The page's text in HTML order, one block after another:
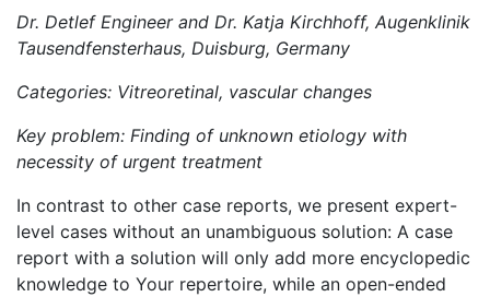
Dr. Detlef Engineer and Dr. Katja Kirchhoff, Augenklinik
Tausendfensterhaus, Duisburg, Germany
Categories: Vitreoretinal, vascular changes
Key problem: Finding of unknown etiology with
necessity of urgent treatment
In contrast to other case reports, we present expert-
level cases without an unambiguous solution: A case
report with a solution will only add more encyclopedic
knowledge to Your repertoire, while an open-ended